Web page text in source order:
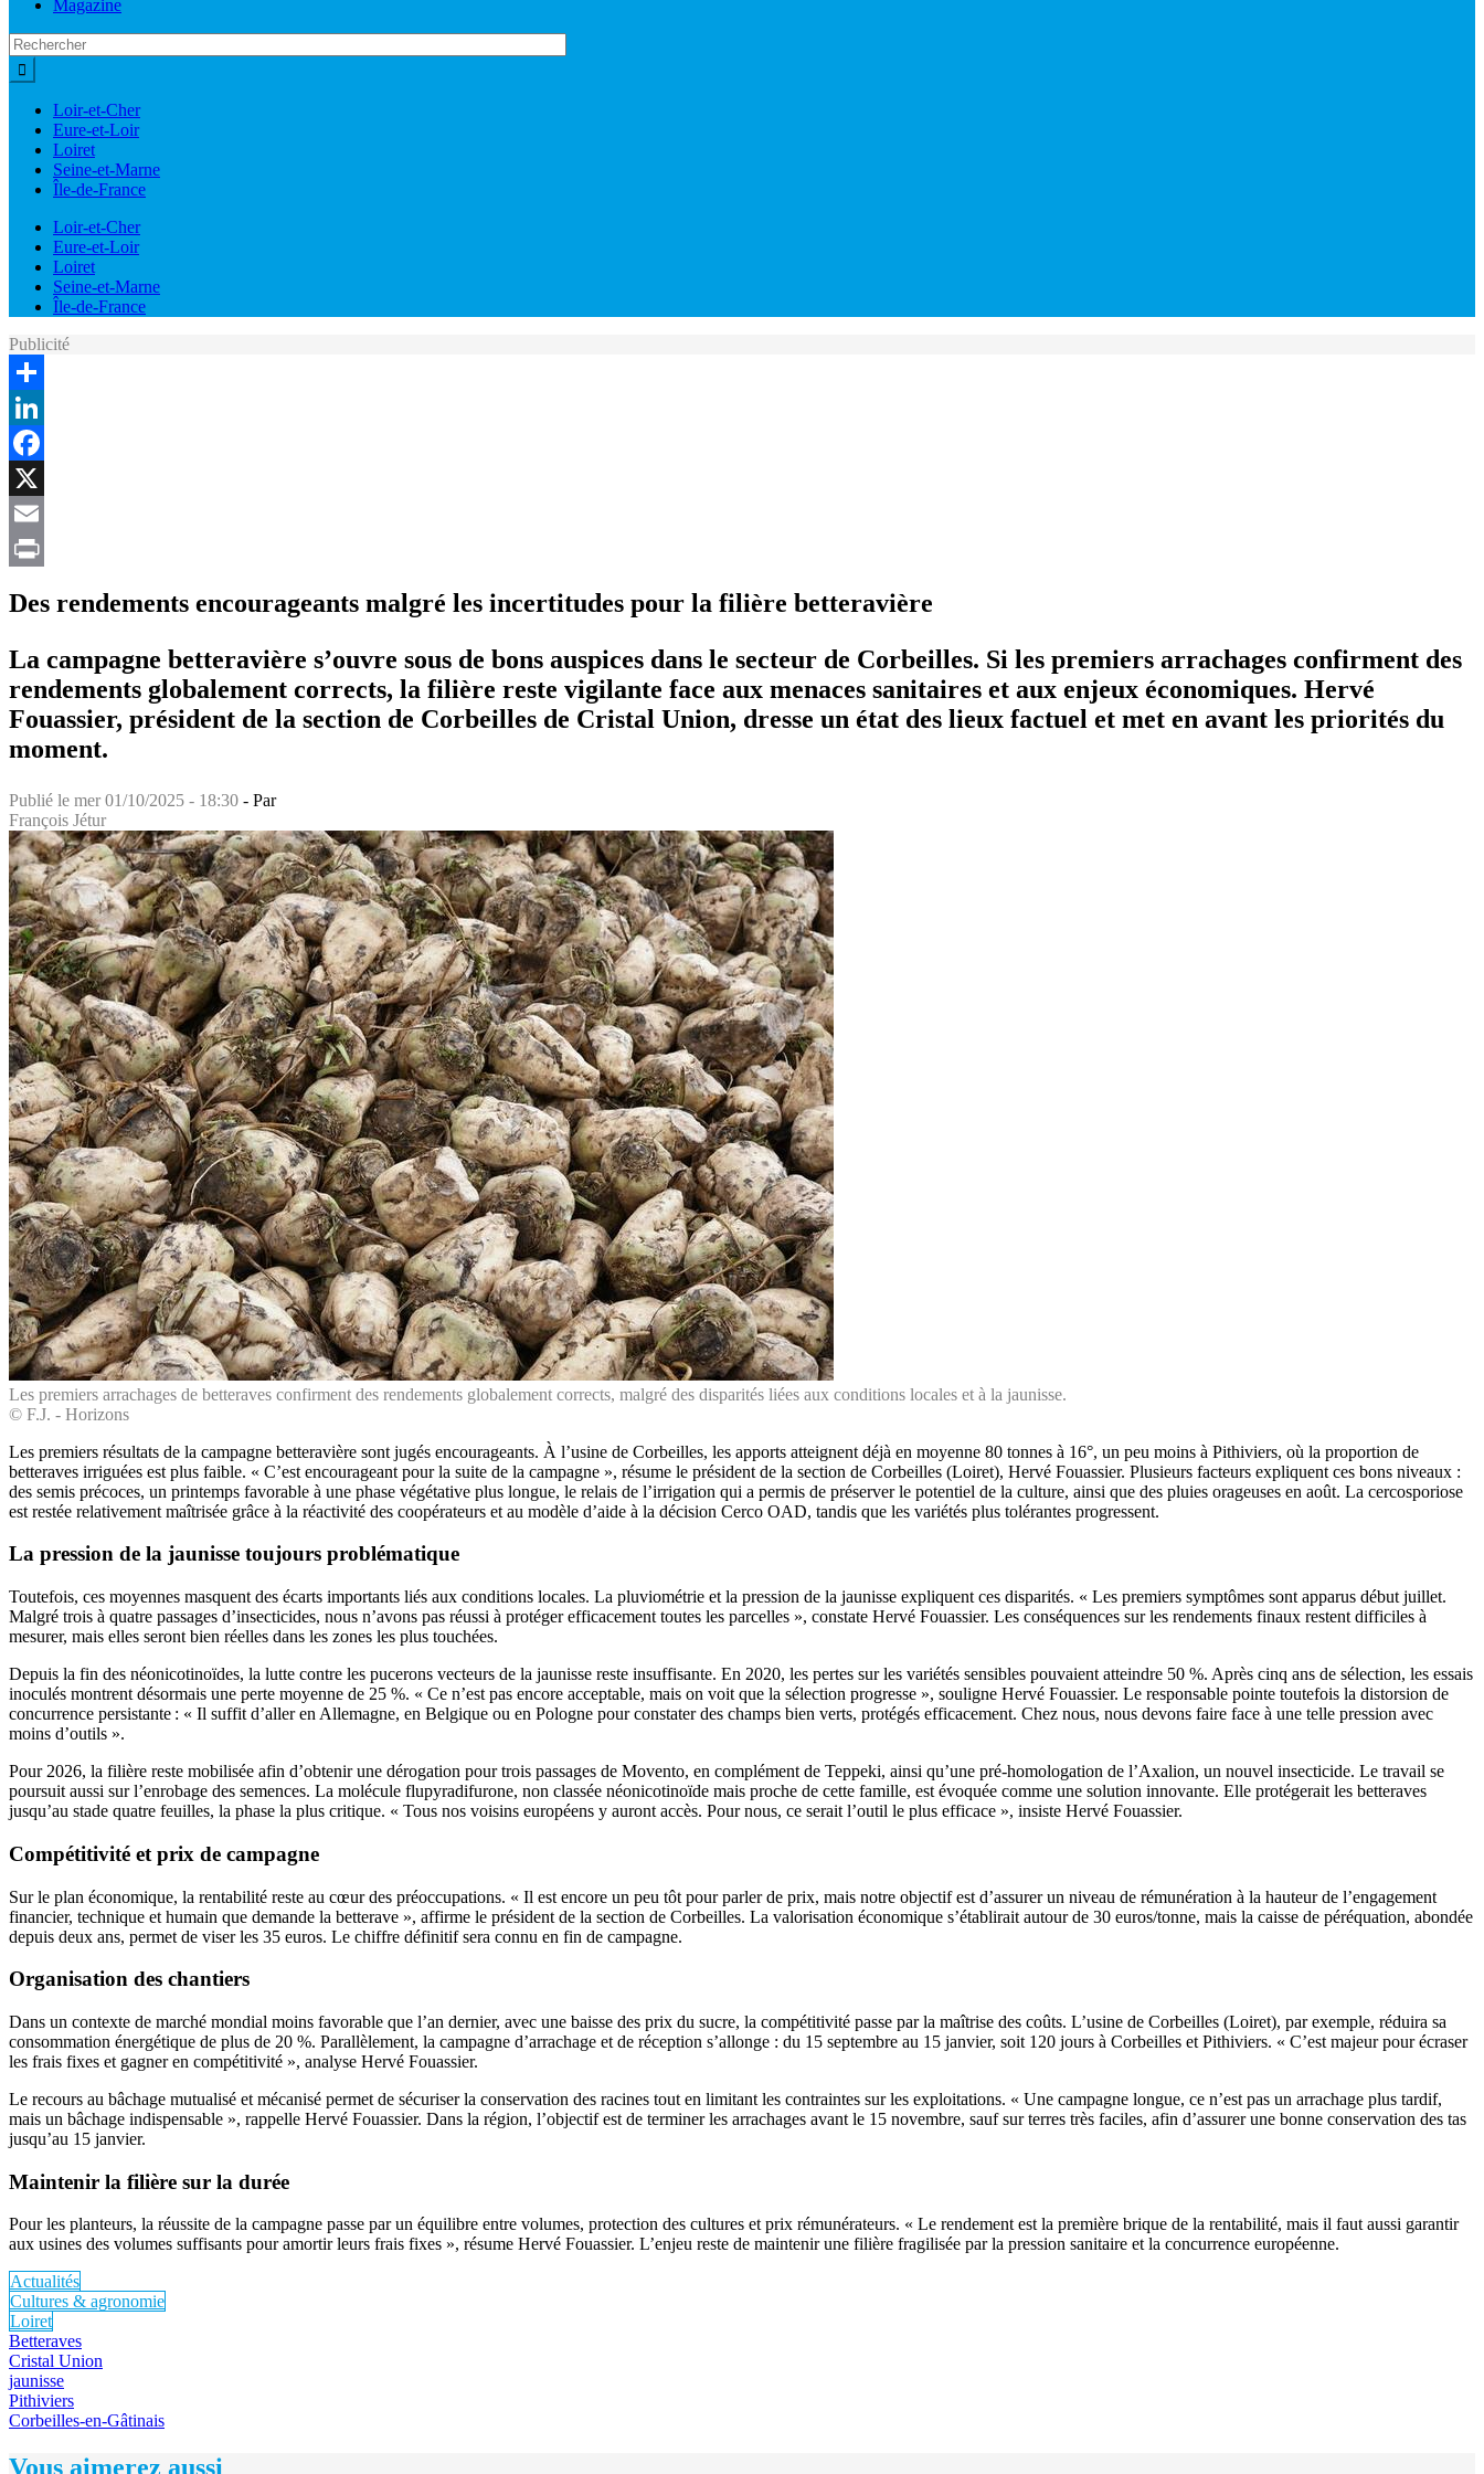
Magazine
Loir-et-Cher
Eure-et-Loir
Loiret
Seine-et-Marne
Île-de-France
Loir-et-Cher
Eure-et-Loir
Loiret
Seine-et-Marne
Île-de-France
Publicité
Share
LinkedIn
Facebook
X
Email
Des rendements encourageants malgré les incertitudes pour la filière betteravière
La campagne betteravière s’ouvre sous de bons auspices dans le secteur de Corbeilles. Si les premiers arrachages confirment des
rendements globalement corrects, la filière reste vigilante face aux menaces sanitaires et aux enjeux économiques. Hervé
Fouassier, président de la section de Corbeilles de Cristal Union, dresse un état des lieux factuel et met en avant les priorités du
moment.
Publié le mer 01/10/2025 - 18:30 - Par
François Jétur
Les premiers arrachages de betteraves confirment des rendements globalement corrects, malgré des disparités liées aux conditions locales et à la jaunisse.
© F.J. - Horizons
Les premiers résultats de la campagne betteravière sont jugés encourageants. À l’usine de Corbeilles, les apports atteignent déjà en moyenne 80 tonnes à 16°, un peu moins à Pithiviers, où la proportion de
betteraves irriguées est plus faible. « C’est encourageant pour la suite de la campagne », résume le président de la section de Corbeilles (Loiret), Hervé Fouassier. Plusieurs facteurs expliquent ces bons niveaux :
des semis précoces, un printemps favorable à une phase végétative plus longue, le relais de l’irrigation qui a permis de préserver le potentiel de la culture, ainsi que des pluies orageuses en août. La cercosporiose
est restée relativement maîtrisée grâce à la réactivité des coopérateurs et au modèle d’aide à la décision Cerco OAD, tandis que les variétés plus tolérantes progressent.
La pression de la jaunisse toujours problématique
Toutefois, ces moyennes masquent des écarts importants liés aux conditions locales. La pluviométrie et la pression de la jaunisse expliquent ces disparités. « Les premiers symptômes sont apparus début juillet.
Malgré trois à quatre passages d’insecticides, nous n’avons pas réussi à protéger efficacement toutes les parcelles », constate Hervé Fouassier. Les conséquences sur les rendements finaux restent difficiles à
mesurer, mais elles seront bien réelles dans les zones les plus touchées.
Depuis la fin des néonicotinoïdes, la lutte contre les pucerons vecteurs de la jaunisse reste insuffisante. En 2020, les pertes sur les variétés sensibles pouvaient atteindre 50 %. Après cinq ans de sélection, les essais
inoculés montrent désormais une perte moyenne de 25 %. « Ce n’est pas encore acceptable, mais on voit que la sélection progresse », souligne Hervé Fouassier. Le responsable pointe toutefois la distorsion de
concurrence persistante : « Il suffit d’aller en Allemagne, en Belgique ou en Pologne pour constater des champs bien verts, protégés efficacement. Chez nous, nous devons faire face à une telle pression avec
moins d’outils ».
Pour 2026, la filière reste mobilisée afin d’obtenir une dérogation pour trois passages de Movento, en complément de Teppeki, ainsi qu’une pré-homologation de l’Axalion, un nouvel insecticide. Le travail se
poursuit aussi sur l’enrobage des semences. La molécule flupyradifurone, non classée néonicotinoïde mais proche de cette famille, est évoquée comme une solution innovante. Elle protégerait les betteraves
jusqu’au stade quatre feuilles, la phase la plus critique. « Tous nos voisins européens y auront accès. Pour nous, ce serait l’outil le plus efficace », insiste Hervé Fouassier.
Compétitivité et prix de campagne
Sur le plan économique, la rentabilité reste au cœur des préoccupations. « Il est encore un peu tôt pour parler de prix, mais notre objectif est d’assurer un niveau de rémunération à la hauteur de l’engagement
financier, technique et humain que demande la betterave », affirme le président de la section de Corbeilles. La valorisation économique s’établirait autour de 30 euros/tonne, mais la caisse de péréquation, abondée
depuis deux ans, permet de viser les 35 euros. Le chiffre définitif sera connu en fin de campagne.
Organisation des chantiers
Dans un contexte de marché mondial moins favorable que l’an dernier, avec une baisse des prix du sucre, la compétitivité passe par la maîtrise des coûts. L’usine de Corbeilles (Loiret), par exemple, réduira sa
consommation énergétique de plus de 20 %. Parallèlement, la campagne d’arrachage et de réception s’allonge : du 15 septembre au 15 janvier, soit 120 jours à Corbeilles et Pithiviers. « C’est majeur pour écraser
les frais fixes et gagner en compétitivité », analyse Hervé Fouassier.
Le recours au bâchage mutualisé et mécanisé permet de sécuriser la conservation des racines tout en limitant les contraintes sur les exploitations. « Une campagne longue, ce n’est pas un arrachage plus tardif,
mais un bâchage indispensable », rappelle Hervé Fouassier. Dans la région, l’objectif est de terminer les arrachages avant le 15 novembre, sauf sur terres très faciles, afin d’assurer une bonne conservation des tas
jusqu’au 15 janvier.
Maintenir la filière sur la durée
Pour les planteurs, la réussite de la campagne passe par un équilibre entre volumes, protection des cultures et prix rémunérateurs. « Le rendement est la première brique de la rentabilité, mais il faut aussi garantir
aux usines des volumes suffisants pour amortir leurs frais fixes », résume Hervé Fouassier. L’enjeu reste de maintenir une filière fragilisée par la pression sanitaire et la concurrence européenne.
Actualités
Cultures & agronomie
Loiret
Betteraves
Cristal Union
jaunisse
Pithiviers
Corbeilles-en-Gâtinais
Vous aimerez aussi